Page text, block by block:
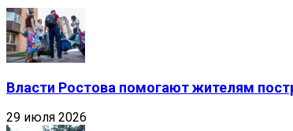
Власти Ростова помогают жителям
29 июля 2026